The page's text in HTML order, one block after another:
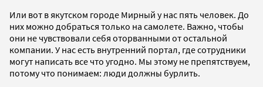
Или вот в якутском городе Мирный у нас пять человек. До
них можно добраться только на самолете. Важно, чтобы
они не чувствовали себя оторванными от остальной
компании. У нас есть внутренний портал, где сотрудники
могут написать все что угодно. Мы этому не препятствуем,
потому что понимаем: люди должны бурлить.